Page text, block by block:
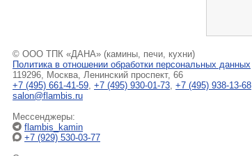
© ООО ТПК «ДАНА» (камины, печи, кухни)
Политика в отношении обработки персональных данных
119296, Москва, Ленинский проспект, 66
+7 (495) 661-41-59 +7 (495) 930-01-73 +7 (495) 938-13-68
salon@flambis.ru
Мессенджеры:
flambis_kamin
+7 (929) 530-03-77